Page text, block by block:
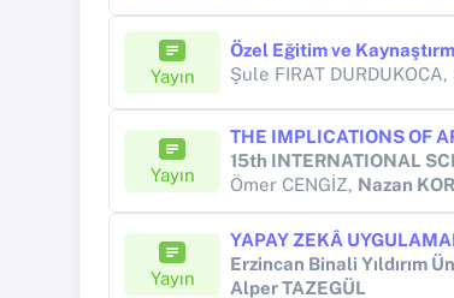
Yayın
Şule FIRAT DURDUKOCA,
Yayın
Ömer CENGİZ, Nazan
Yayın
Erzincan Binali Yıldırım
Alper TAZEGÜL